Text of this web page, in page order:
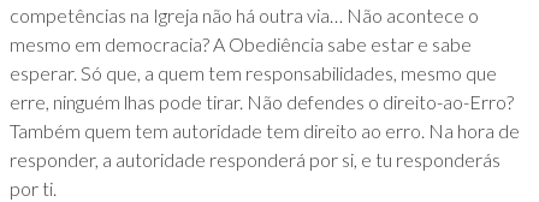
competências na Igreja não há outra via… Não acontece o
mesmo em democracia? A Obediência sabe estar e sabe
esperar. Só que, a quem tem responsabilidades, mesmo que
erre, ninguém lhas pode tirar. Não defendes o direito-ao-Erro?
Também quem tem autoridade tem direito ao erro. Na hora de
responder, a autoridade responderá por si, e tu responderás
por ti.